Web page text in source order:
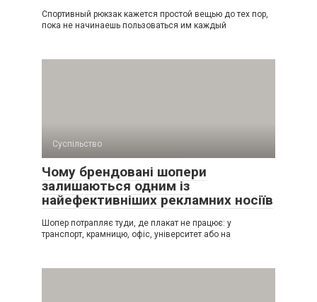
Спортивный рюкзак кажется простой вещью до тех пор,
пока не начинаешь пользоваться им каждый
Суспільство
Чому брендовані шопери
залишаються одним із
найефективніших рекламних носіїв
Шопер потрапляє туди, де плакат не працює: у
транспорт, крамницю, офіс, університет або на